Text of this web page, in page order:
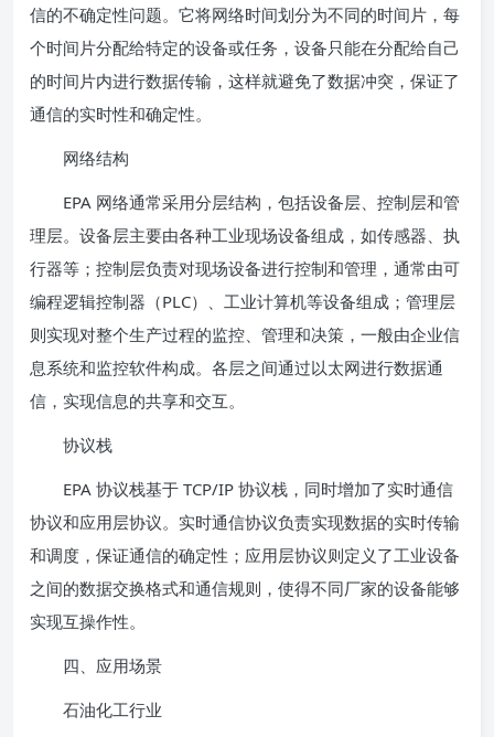
信的不确定性问题。它将网络时间划分为不同的时间片，每
个时间片分配给特定的设备或任务，设备只能在分配给自己
的时间片内进行数据传输，这样就避免了数据冲突，保证了
通信的实时性和确定性。
网络结构
EPA 网络通常采用分层结构，包括设备层、控制层和管
理层。设备层主要由各种工业现场设备组成，如传感器、执
行器等；控制层负责对现场设备进行控制和管理，通常由可
编程逻辑控制器（PLC）、工业计算机等设备组成；管理层
则实现对整个生产过程的监控、管理和决策，一般由企业信
息系统和监控软件构成。各层之间通过以太网进行数据通
信，实现信息的共享和交互。
协议栈
EPA 协议栈基于 TCP/IP 协议栈，同时增加了实时通信
协议和应用层协议。实时通信协议负责实现数据的实时传输
和调度，保证通信的确定性；应用层协议则定义了工业设备
之间的数据交换格式和通信规则，使得不同厂家的设备能够
实现互操作性。
四、应用场景
石油化工行业